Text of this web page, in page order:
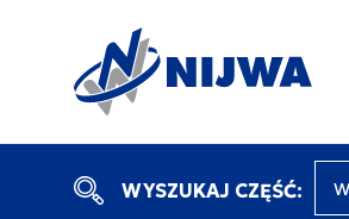
WYSZUKAJ CZĘŚĆ: